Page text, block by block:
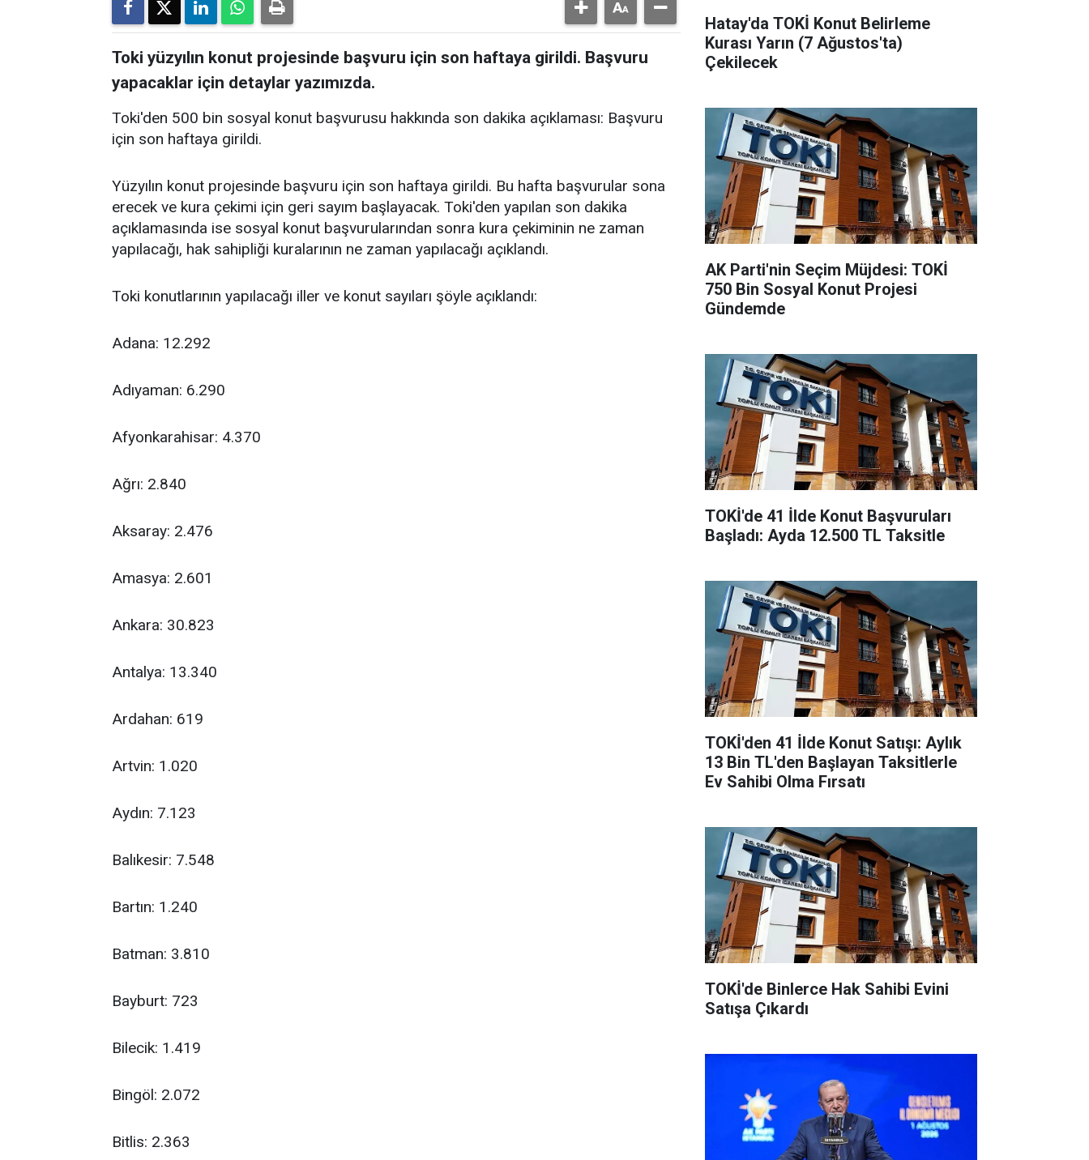
Toki yüzyılın konut projesinde başvuru için son haftaya girildi. Başvuru
yapacaklar için detaylar yazımızda.
Toki'den 500 bin sosyal konut başvurusu hakkında son dakika açıklaması: Başvuru
için son haftaya girildi.
Yüzyılın konut projesinde başvuru için son haftaya girildi. Bu hafta başvurular sona
erecek ve kura çekimi için geri sayım başlayacak. Toki'den yapılan son dakika
açıklamasında ise sosyal konut başvurularından sonra kura çekiminin ne zaman
yapılacağı, hak sahipliği kuralarının ne zaman yapılacağı açıklandı.
Toki konutlarının yapılacağı iller ve konut sayıları şöyle açıklandı:
Adana: 12.292
Adıyaman: 6.290
Afyonkarahisar: 4.370
Ağrı: 2.840
Aksaray: 2.476
Amasya: 2.601
Ankara: 30.823
Antalya: 13.340
Ardahan: 619
Artvin: 1.020
Aydın: 7.123
Balıkesir: 7.548
Bartın: 1.240
Batman: 3.810
Bayburt: 723
Bilecik: 1.419
Bingöl: 2.072
Bitlis: 2.363
Hatay'da TOKİ Konut Belirleme
Kurası Yarın (7 Ağustos'ta)
Çekilecek
AK Parti'nin Seçim Müjdesi: TOKİ
750 Bin Sosyal Konut Projesi
Gündemde
TOKİ'de 41 İlde Konut Başvuruları
Başladı: Ayda 12.500 TL Taksitle
TOKİ'den 41 İlde Konut Satışı: Aylık
13 Bin TL'den Başlayan Taksitlerle
Ev Sahibi Olma Fırsatı
TOKİ'de Binlerce Hak Sahibi Evini
Satışa Çıkardı